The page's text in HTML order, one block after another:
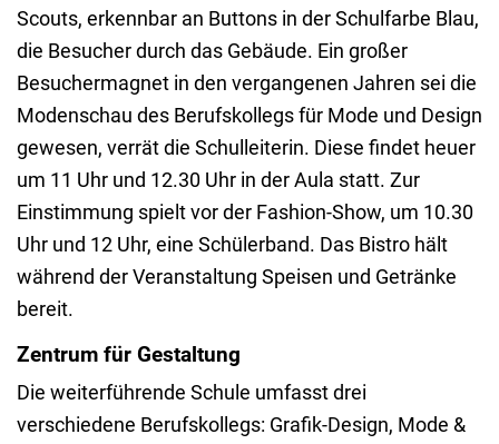
Scouts, erkennbar an Buttons in der Schulfarbe Blau,
die Besucher durch das Gebäude. Ein großer
Besuchermagnet in den vergangenen Jahren sei die
Modenschau des Berufskollegs für Mode und Design
gewesen, verrät die Schulleiterin. Diese findet heuer
um 11 Uhr und 12.30 Uhr in der Aula statt. Zur
Einstimmung spielt vor der Fashion-Show, um 10.30
Uhr und 12 Uhr, eine Schülerband. Das Bistro hält
während der Veranstaltung Speisen und Getränke
bereit.
Zentrum für Gestaltung
Die weiterführende Schule umfasst drei
verschiedene Berufskollegs: Grafik-Design, Mode &